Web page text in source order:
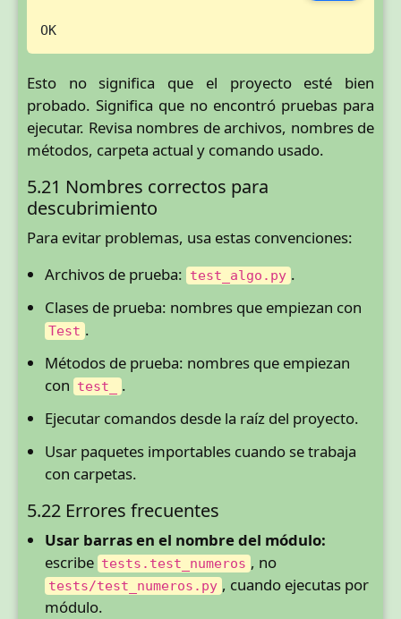
OK
Esto no significa que el proyecto esté bien
probado. Significa que no encontró pruebas para
ejecutar. Revisa nombres de archivos, nombres de
métodos, carpeta actual y comando usado.
5.21 Nombres correctos para
descubrimiento
Para evitar problemas, usa estas convenciones:
Archivos de prueba: test_algo.py .
Clases de prueba: nombres que empiezan con
Test .
Métodos de prueba: nombres que empiezan
con test_
.
Ejecutar comandos desde la raíz del proyecto.
Usar paquetes importables cuando se trabaja
con carpetas.
5.22 Errores frecuentes
Usar barras en el nombre del módulo:
escribe tests.test_numeros , no
tests/test_numeros.py , cuando ejecutas por
módulo.